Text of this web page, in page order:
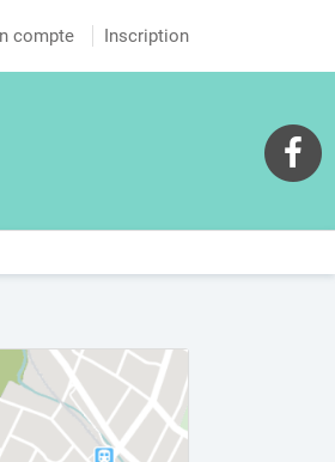
compte Inscription